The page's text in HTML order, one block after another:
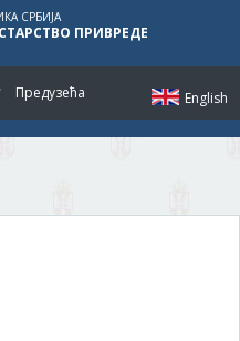
English
СРБИЈА
ПРИВРЕДЕ
Предузећа